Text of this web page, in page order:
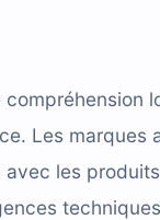
Les marques
les